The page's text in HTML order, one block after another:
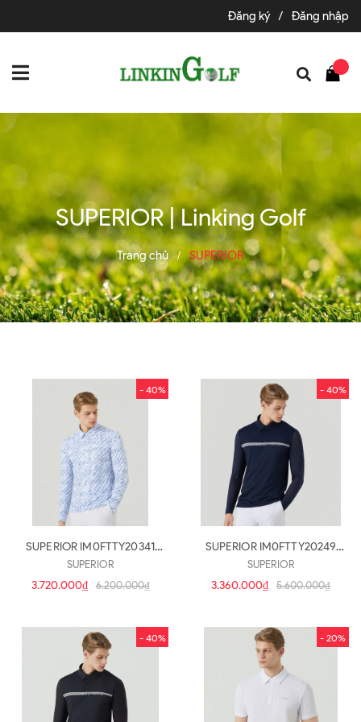
Đăng ký / Đăng nhập
SUPERIOR | Linking Golf
Trang chủ / SUPERIOR
- 40%
SUPERIOR IM0FTTY20341
(a5009)
SUPERIOR
3.720.000₫ 6.200.000₫
- 40%
SUPERIOR IM0FTTY20249
(a5007)
SUPERIOR
3.360.000₫ 5.600.000₫
- 40% - 20%